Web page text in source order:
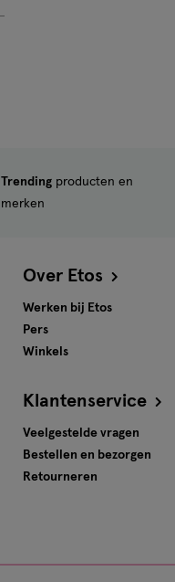
Trending producten en
merken
Over Etos
Werken bij Etos
Pers
Winkels
Klantenservice
Veelgestelde vragen
Bestellen en bezorgen
Retourneren